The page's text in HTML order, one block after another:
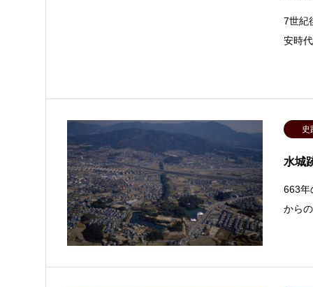
7世紀
安時
史
水城
663年
から